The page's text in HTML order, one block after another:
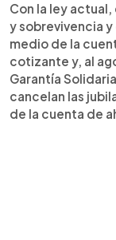
Con la ley
y sobrevivencia
medio de la
cotizante y, al
Garantía
cancelan las
de la cuenta de